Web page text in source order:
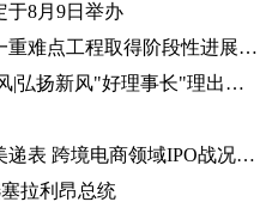
于8月9日举办
途经一市两省！这条高铁又一重难点工程取得阶段性进展_前沿热点
焦点速讯：移风易俗 倡树新风|弘扬新风"好理事长"理出乡村新风尚
环球快资讯丨SHEIN否认向美递表 跨境电商领域IPO战况如何？
拉利昂总统